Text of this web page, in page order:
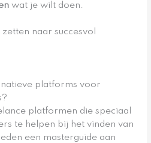
wat je wilt doen.
naar succesvol
platforms voor
platformen die speciaal
te helpen bij het vinden van
een masterguide aan